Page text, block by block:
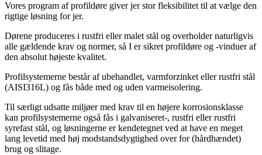
Vores program af profildøre giver jer stor fleksibilitet til at vælge den
rigtige løsning for jer.
Dørene produceres i rustfri eller malet stål og overholder naturligvis
alle gældende krav og normer, så I er sikret profildøre og -vinduer af
den absolut højeste kvalitet.
Profilsystemerne består af ubehandlet, varmforzinket eller rustfri stål
(AISI316L) og fås både med og uden varmeisolering.
Til særligt udsatte miljøer med krav til en højere korrosionsklasse
kan profilsystemerne også fås i galvaniseret-, rustfri eller rustfri
syrefast stål, og løsningerne er kendetegnet ved at have en meget
lang levetid med høj modstandsdygtighed over for (hårdhændet)
brug og slitage.